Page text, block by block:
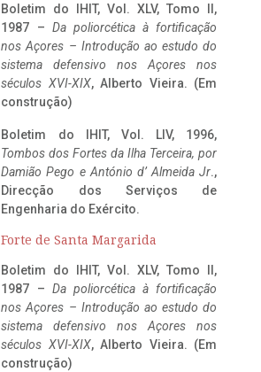
Boletim do IHIT, Vol. XLV, Tomo II,
1987 – Da poliorcética à fortificação
nos Açores – Introdução ao estudo do
sistema defensivo nos Açores nos
séculos XVI-XIX, Alberto Vieira. (Em
construção)
Boletim do IHIT, Vol. LIV, 1996,
Tombos dos Fortes da Ilha Terceira, por
Damião Pego e António d’ Almeida Jr.,
Direcção dos Serviços de
Engenharia do Exército.
Forte de Santa Margarida
Boletim do IHIT, Vol. XLV, Tomo II,
1987 – Da poliorcética à fortificação
nos Açores – Introdução ao estudo do
sistema defensivo nos Açores nos
séculos XVI-XIX, Alberto Vieira. (Em
construção)